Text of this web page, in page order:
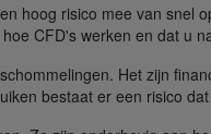
hoog risico mee van snel
CFD's werken en dat u
Het zijn
bestaat er een risico